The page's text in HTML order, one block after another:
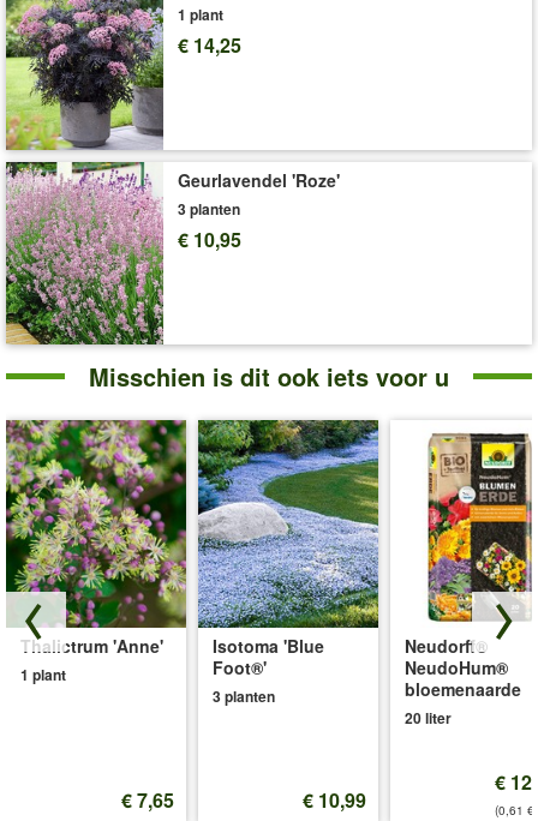
Levering omvat:14 cm-pot, ca. 15-20 cm hoog
'Hortensia’s'
Plant- en Verzorgingstips
1 plant
€ 14,25
Geurlavendel 'Roze'
3 planten
€ 10,95
Misschien is dit ook iets voor u
Thalictrum 'Anne'
1 plant
€ 7,65
Isotoma 'Blue
Foot®'
3 planten
€ 10,99
Neudorff®
NeudoHum®
bloemenaarde
20 liter
€
(0,61